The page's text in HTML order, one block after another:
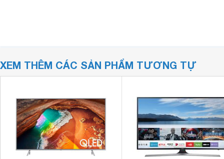
XEM THÊM CÁC SẢN PHẨM TƯƠNG TỰ